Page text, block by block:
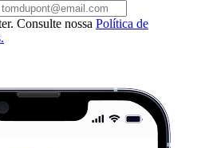
Consulte nossa Política de